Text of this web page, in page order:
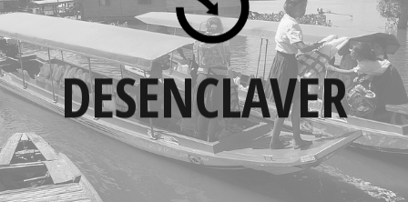
DESENCLAVER
Dans des villages isolés, Marins Sans Frontières
facilite l'accès aux soins pour les malades et à
l'école pour les enfants.
Par ailleurs, la dotation aux villageois de
pirogues pour la pratique de la pêche ou de
bateaux pour permettre la vente au marché,
du fruit de leur travail, assure le
désenclavement économique de ces
populations.